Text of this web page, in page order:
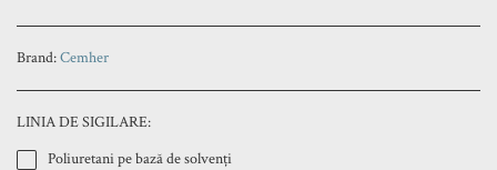
Brand:Cemher
LINIA DE SIGILARE:
Poliuretani pe bază de solvenți